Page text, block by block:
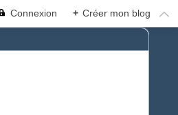
Connexion + Créer mon blog